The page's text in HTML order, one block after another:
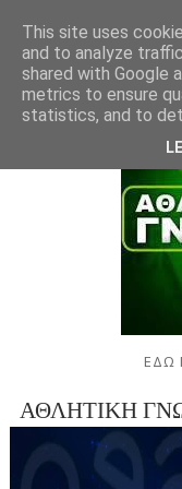
ΕΔΩ
ΑΘΛΗΤΙΚΗ
This site uses
and to analyze
shared with Google
metrics to ensure
statistics, and to